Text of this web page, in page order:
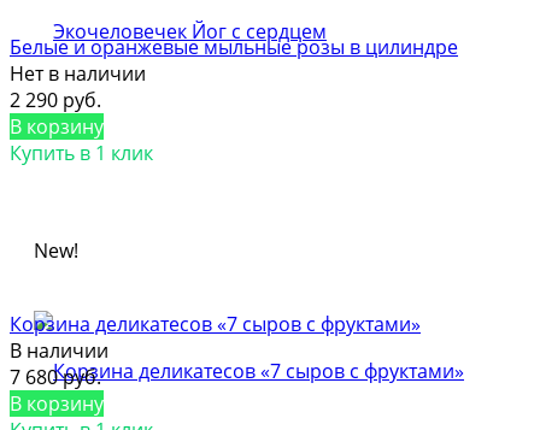
Белые и оранжевые мыльные розы в цилиндре
Нет в наличии
2 290 руб.
В корзину
Купить в 1 клик
New!
Корзина деликатесов «7 сыров с фруктами»
В наличии
7 680 руб.
В корзину